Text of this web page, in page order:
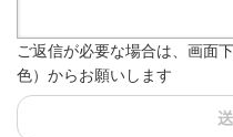
ご返信が必要な場合は、画面
色）からお願いします